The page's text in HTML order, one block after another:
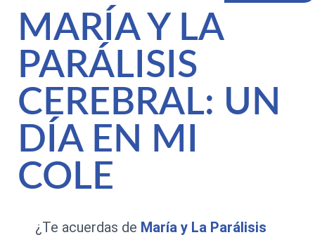
MARÍA Y LA
PARÁLISIS
CEREBRAL: UN
DÍA EN MI
COLE
¿Te acuerdas de María y La Parálisis